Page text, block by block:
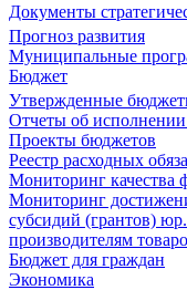
Документы
Прогноз развития
Муниципальные
Бюджет
Утвержденные
Отчеты об
Проекты бюджетов
Реестр расходных
Мониторинг качества
Мониторинг
субсидий (грантов)
производителям
Бюджет для граждан
Экономика